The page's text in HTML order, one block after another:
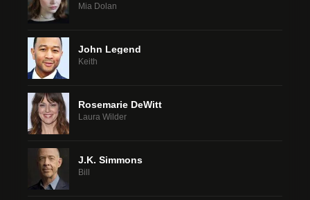
Mia Dolan
John Legend
Keith
Rosemarie DeWitt
Laura Wilder
J.K. Simmons
Bill